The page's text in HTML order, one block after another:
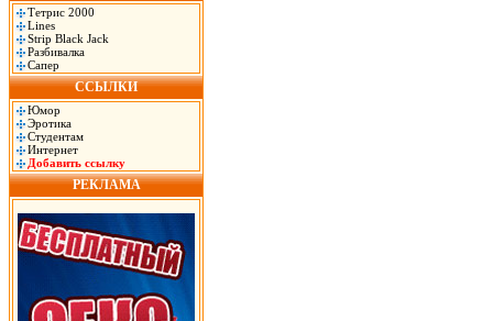
Тетрис 2000
Lines
Strip Black Jack
Разбивалка
Сапер
ССЫЛКИ
Юмор
Эротика
Студентам
Интернет
Добавить ссылку
РЕКЛАМА